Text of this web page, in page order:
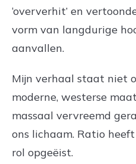
‘oververhit’ en
vorm van langdurige
aanvallen.
Mijn verhaal staat niet
moderne, westerse
massaal vervreemd
ons lichaam. Ratio
rol opgeëist.